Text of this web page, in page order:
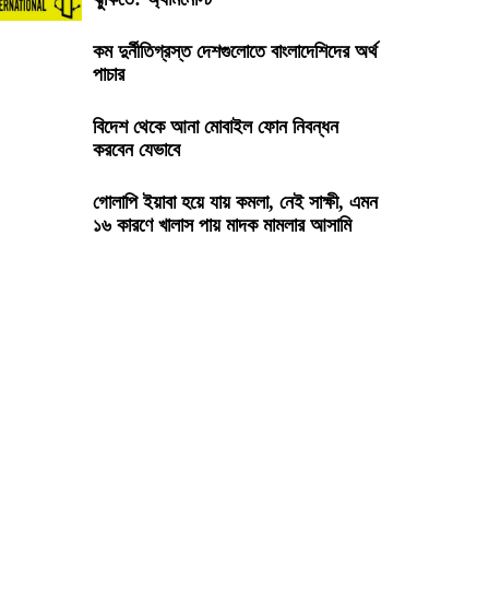
কম দুর্নীতিগ্রস্ত দেশগুলোতে বাংলাদেশিদের অর্থ
পাচার
বিদেশ থেকে আনা মোবাইল ফোন নিবন্ধন
করবেন যেভাবে
গোলাপি ইয়াবা হয়ে যায় কমলা, নেই সাক্ষী, এমন
১৬ কারণে খালাস পায় মাদক মামলার আসামি